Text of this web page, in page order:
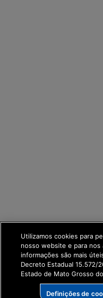
Utilizamos cookies para
nosso website e para nos
informações são mais
Decreto Estadual 15.572/
Estado de Mato Grosso
Definições de